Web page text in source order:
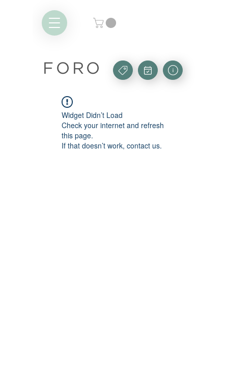
FORO
Widget Didn’t Load
Check your internet and refresh
this page.
If that doesn’t work, contact us.